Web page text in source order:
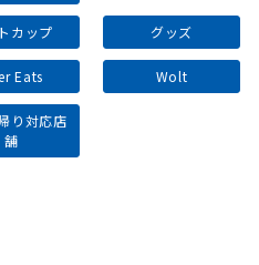
カップ グッズ
Eats Wolt
り対応店
舗